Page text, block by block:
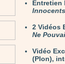
Entretien
2 Vidéos
Ne
Vidéo
(Plon),